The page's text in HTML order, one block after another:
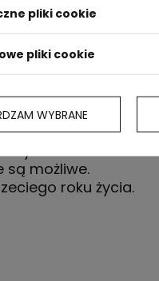
Proces
różnią się
i wagą, co
nadruk. Nadruk
są możliwe.
roku życia.
pliki cookie
pliki cookie
WYBRANE